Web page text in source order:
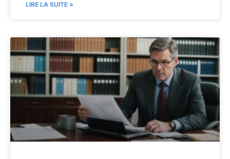
LIRE LA SUITE »